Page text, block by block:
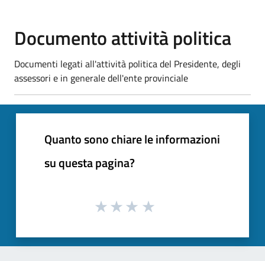
Documento attività politica
Documenti legati all'attività politica del Presidente, degli
assessori e in generale dell'ente provinciale
Quanto sono chiare le informazioni
su questa pagina?